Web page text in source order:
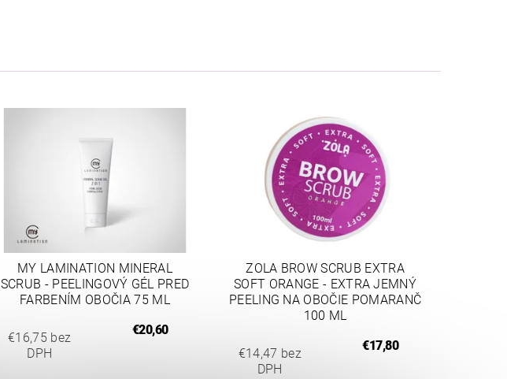
MY LAMINATION MINERAL
SCRUB - PEELINGOVÝ GÉL PRED
FARBENÍM OBOČIA 75 ML
€16,75 bez
DPH
€20,60
ZOLA BROW SCRUB EXTRA
SOFT ORANGE - EXTRA JEMNÝ
PEELING NA OBOČIE POMARANČ
100 ML
€14,47 bez
DPH
€17,80